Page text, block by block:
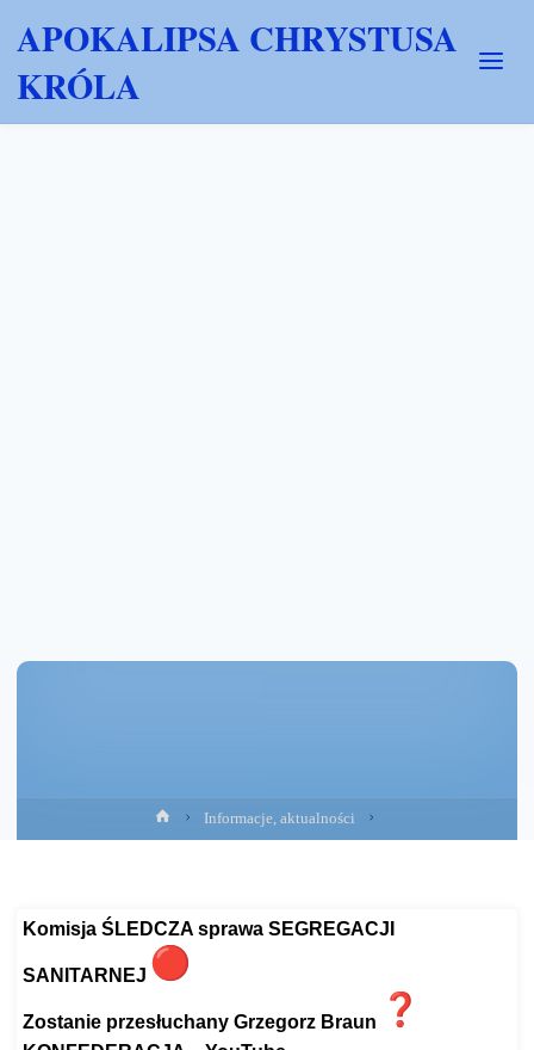
APOKALIPSA CHRYSTUSA
KRÓLA
Strona
główna
Informacje, aktualności
Komisja ŚLEDCZA sprawa SEGREGACJI
SANITARNEJ
Zostanie przesłuchany Grzegorz Braun